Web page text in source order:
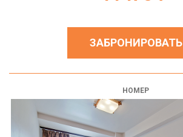
ЗАБРОНИРОВАТЬ
НОМЕР